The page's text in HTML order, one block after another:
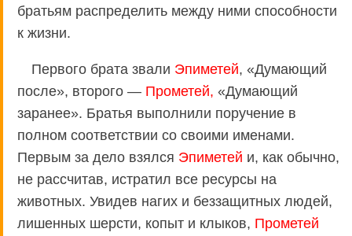
братьям распределить между ними способности
к жизни.
Первого брата звали Эпиметей, «Думающий
после», второго — Прометей, «Думающий
заранее». Братья выполнили поручение в
полном соответствии со своими именами.
Первым за дело взялся Эпиметей и, как обычно,
не рассчитав, истратил все ресурсы на
животных. Увидев нагих и беззащитных людей,
лишенных шерсти, копыт и клыков, Прометей